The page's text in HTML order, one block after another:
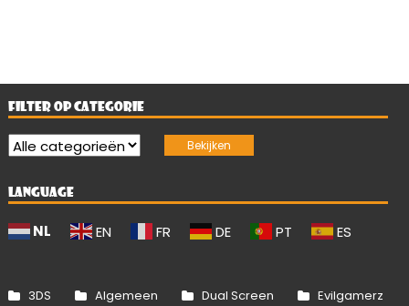
FILTER OP CATEGORIE
LANGUAGE
NL EN FR DE PT ES
3DS Algemeen Dual Screen Evilgamerz